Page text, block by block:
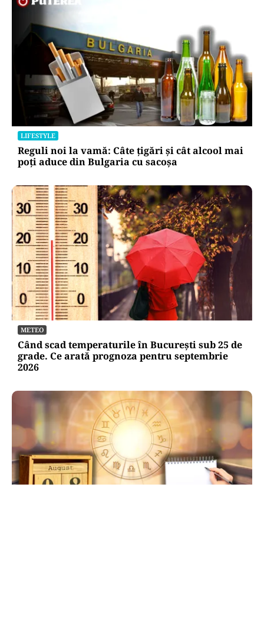
LIFESTYLE
Reguli noi la vamă: Câte țigări și cât alcool mai
poți aduce din Bulgaria cu sacoșa
METEO
Când scad temperaturile în București sub 25 de
grade. Ce arată prognoza pentru septembrie
2026